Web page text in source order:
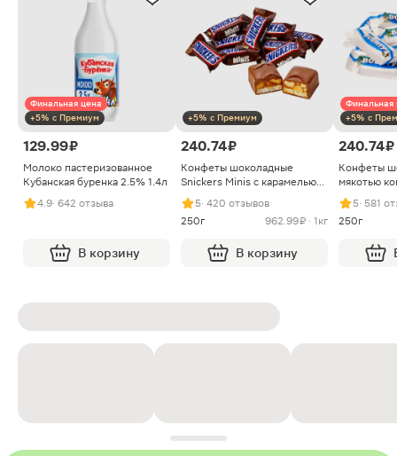
Финальная цена
+5% с Премиум
129.99 ₽
Молоко пастеризованное
Кубанская буренка 2.5% 1.4л
4.9· 642 отзыва
В корзину
+5% с Премиум
240.74 ₽
Конфеты шоколадные
Snickers Minis с карамелью
арахисом и нугой
5· 420 отзывов
250г
962.99 ₽ · 1кг
В корзину
Финальная
+5% с
240.74 ₽
Конфеты
мякотью
5· 581
250г